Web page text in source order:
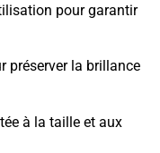
pour garantir
préserver la brillance
à la taille et aux